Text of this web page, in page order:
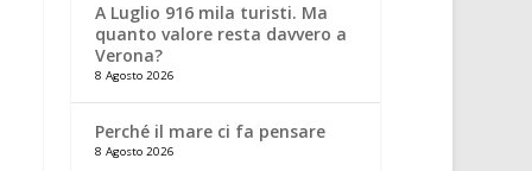
A Luglio 916 mila turisti. Ma
quanto valore resta davvero a
Verona?
8 Agosto 2026
Perché il mare ci fa pensare
8 Agosto 2026